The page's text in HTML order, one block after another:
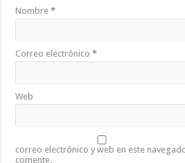
Nombre*
Correo electrónico*
Web
correo electrónico y web en este
comente.